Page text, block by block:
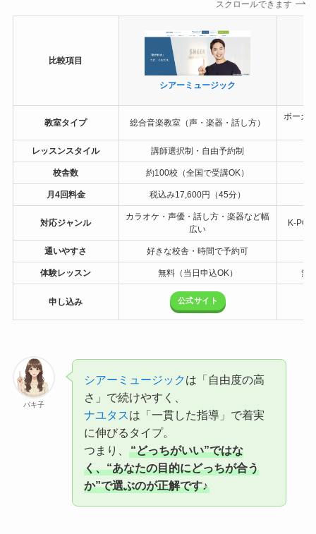
スクロールできます
比較項目
シアーミュージック
教室タイプ 総合音楽教室（声・楽器・話し方）
ボーカ
レッスンスタイル 講師選択制・自由予約制
校舎数 約100校（全国で受講OK）
月4回料金 税込み17,600円（45分）
対応ジャンル
カラオケ・声優・話し方・楽器など幅
広い
K-
通いやすさ 好きな校舎・時間で予約可
体験レッスン 無料（当日申込OK） 無
申し込み 公式サイト
パキ子
シアーミュージック は「自由度の高
さ」で続けやすく、
ナユタスは「一貫した指導」で着実
に伸びるタイプ。
つまり、“どっちがいい”ではな
く、“あなたの目的にどっちが合う
か”で選ぶのが正解です♪